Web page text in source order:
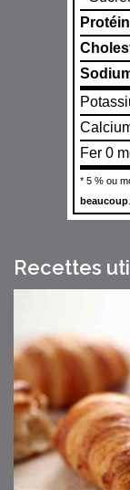
Fer 0
* 5 % ou
beaucoup
Recettes